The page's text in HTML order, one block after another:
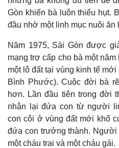
Gòn khiến bà luôn thiếu hụt.
đầu nhờ một linh mục nuôi ăn
Năm 1975, Sài Gòn được
mạng trợ cấp cho bà một
một lô đất tại vùng kinh tế
Bình Phước). Cuộc đời bà
hơn. Lần đầu tiên trong đời
nhận lại đứa con từ người
con côi ở vùng đất mới khổ
đứa con trưởng thành.
một cháu trai và một cháu gái.